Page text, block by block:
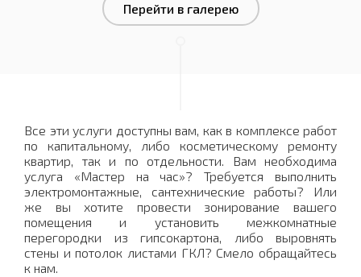
Перейти в галерею
Все эти услуги доступны вам, как в комплексе работ
по капитальному, либо косметическому ремонту
квартир, так и по отдельности. Вам необходима
услуга «Мастер на час»? Требуется выполнить
электромонтажные, сантехнические работы? Или
же вы хотите провести зонирование вашего
помещения и установить межкомнатные
перегородки из гипсокартона, либо выровнять
стены и потолок листами ГКЛ? Смело обращайтесь
к нам.